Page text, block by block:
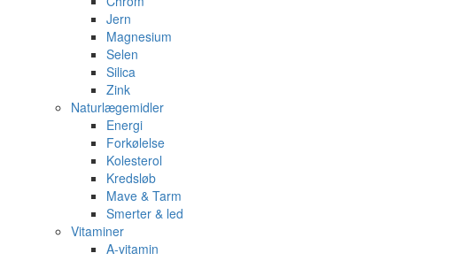
Jern
Magnesium
Selen
Silica
Zink
Naturlægemidler
Energi
Forkølelse
Kolesterol
Kredsløb
Mave & Tarm
Smerter & led
Vitaminer
A-vitamin